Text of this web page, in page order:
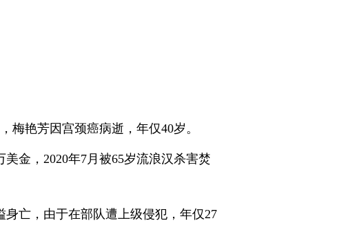
梅艳芳因宫颈癌病逝，年仅40岁。
美金，2020年7月被65岁流浪汉杀害焚
身亡，由于在部队遭上级侵犯，年仅27